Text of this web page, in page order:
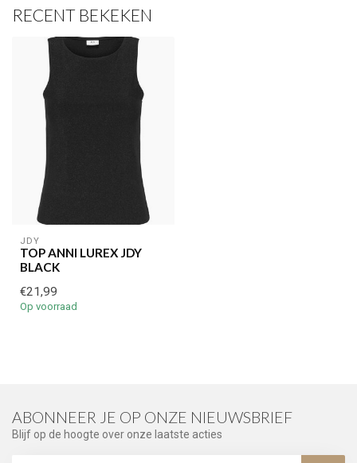
RECENT BEKEKEN
JDY
TOP ANNI LUREX JDY
BLACK
€21,99
Op voorraad
ABONNEER JE OP ONZE NIEUWSBRIEF
Blijf op de hoogte over onze laatste acties